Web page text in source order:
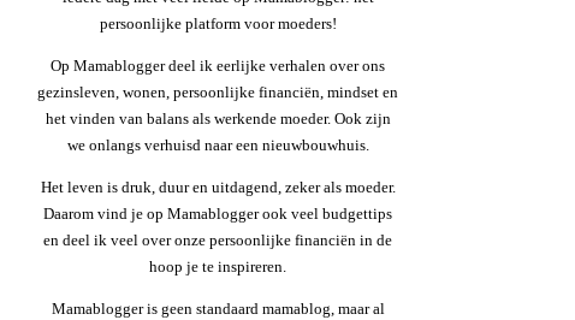
persoonlijke platform voor moeders!
Op Mamablogger deel ik eerlijke verhalen over ons
gezinsleven, wonen, persoonlijke financiën, mindset en
het vinden van balans als werkende moeder. Ook zijn
we onlangs verhuisd naar een nieuwbouwhuis.
Het leven is druk, duur en uitdagend, zeker als moeder.
Daarom vind je op Mamablogger ook veel budgettips
en deel ik veel over onze persoonlijke financiën in de
hoop je te inspireren.
Mamablogger is geen standaard mamablog, maar al